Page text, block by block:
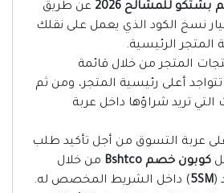
للمشالح 2026
عن طريق
نسخ الكود الذي يعمل على نقلك
المتجر الرئيسية.
المتجر من خلال قائمة
تتواجد أعلى رئيسية المتجر، ومن ثم
تريد شراؤها داخل عربة
عربة التسوق من أجل تأكيد طلب
كوبون خصم Bshtco
من خلال
(
5SM) داخل الشريط المخصص له.